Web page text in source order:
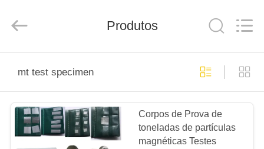
PRODUTOS
SOBRE
CORPORATION.
Produtos
mt test specimen
Corpos de Prova de
toneladas de partículas
magnéticas Testes